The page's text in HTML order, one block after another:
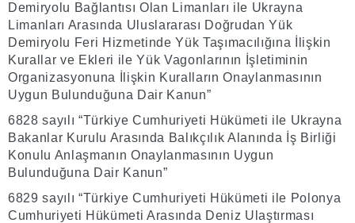
Demiryolu Bağlantısı Olan Limanları ile Ukrayna
Limanları Arasında Uluslararası Doğrudan Yük
Demiryolu Feri Hizmetinde Yük Taşımacılığına İlişkin
Kurallar ve Ekleri ile Yük Vagonlarının İşletiminin
Organizasyonuna İlişkin Kuralların Onaylanmasının
Uygun Bulunduğuna Dair Kanun”
6828 sayılı “Türkiye Cumhuriyeti Hükümeti ile Ukrayna
Bakanlar Kurulu Arasında Balıkçılık Alanında İş Birliği
Konulu Anlaşmanın Onaylanmasının Uygun
Bulunduğuna Dair Kanun”
6829 sayılı “Türkiye Cumhuriyeti Hükümeti ile Polonya
Cumhuriyeti Hükümeti Arasında Deniz Ulaştırması